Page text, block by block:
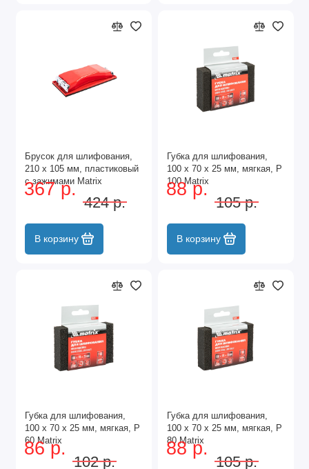
Брусок для шлифования,
210 х 105 мм, пластиковый
с зажимами Matrix
367 р.
424 р.
В корзину
Губка для шлифования,
100 х 70 х 25 мм, мягкая, P
100 Matrix
88 р.
105 р.
В корзину
Губка для шлифования,
100 х 70 х 25 мм, мягкая, P
60 Matrix
86 р.
102 р.
Губка для шлифования,
100 х 70 х 25 мм, мягкая, P
80 Matrix
88 р.
105 р.